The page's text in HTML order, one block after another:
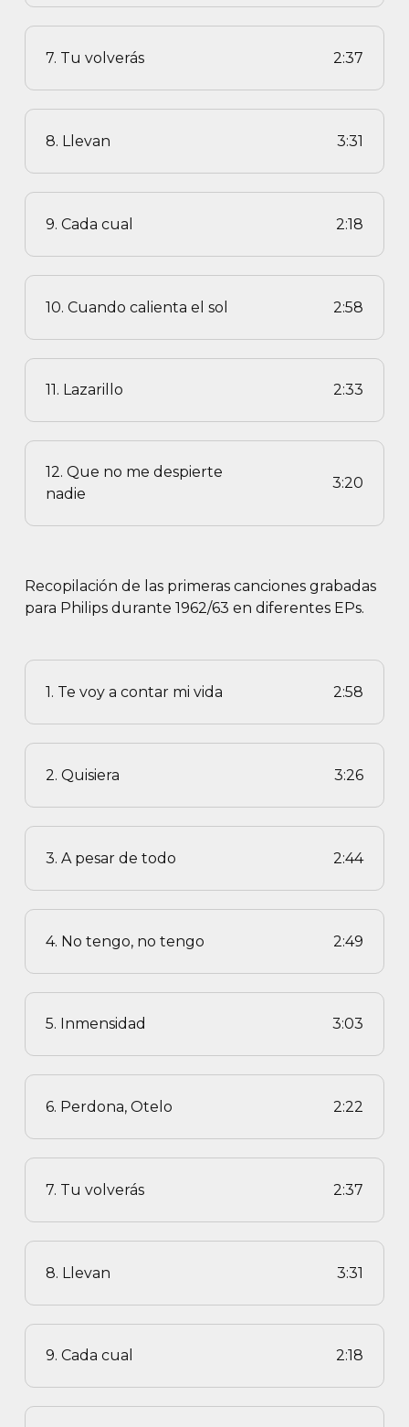
7. Tu volverás 2:37
8. Llevan 3:31
9. Cada cual 2:18
10. Cuando calienta el sol 2:58
11. Lazarillo 2:33
12. Que no me despierte
nadie
3:20
Recopilación de las primeras canciones grabadas
para Philips durante 1962/63 en diferentes EPs.
1. Te voy a contar mi vida 2:58
2. Quisiera 3:26
3. A pesar de todo 2:44
4. No tengo, no tengo 2:49
5. Inmensidad 3:03
6. Perdona, Otelo 2:22
7. Tu volverás 2:37
8. Llevan 3:31
9. Cada cual 2:18